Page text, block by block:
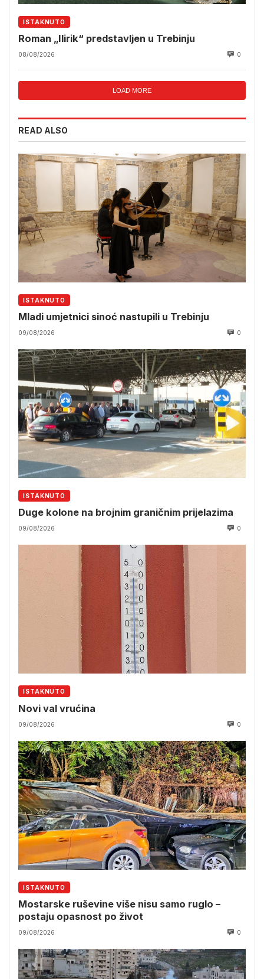
ISTAKNUTO
Roman „Ilirik“ predstavljen u Trebinju
08/08/2026 0
LOAD MORE
READ ALSO
ISTAKNUTO
Mladi umjetnici sinoć nastupili u Trebinju
09/08/2026 0
ISTAKNUTO
Duge kolone na brojnim graničnim prijelazima
09/08/2026 0
ISTAKNUTO
Novi val vrućina
09/08/2026 0
ISTAKNUTO
Mostarske ruševine više nisu samo ruglo –
postaju opasnost po život
09/08/2026 0